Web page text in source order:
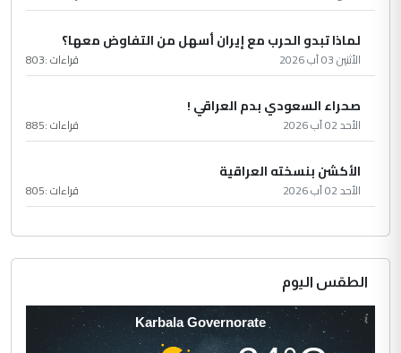
لماذا تبدو الحرب مع إيران أسهل من التفاوض معها؟
الأثنين 03 آب 2026 قراءات :803
صحراء السعودي بدم العراقي !
الأحد 02 آب 2026 قراءات :885
الأكشن بنسخته العراقية
الأحد 02 آب 2026 قراءات :805
الطقس اليوم
Karbala Governorate